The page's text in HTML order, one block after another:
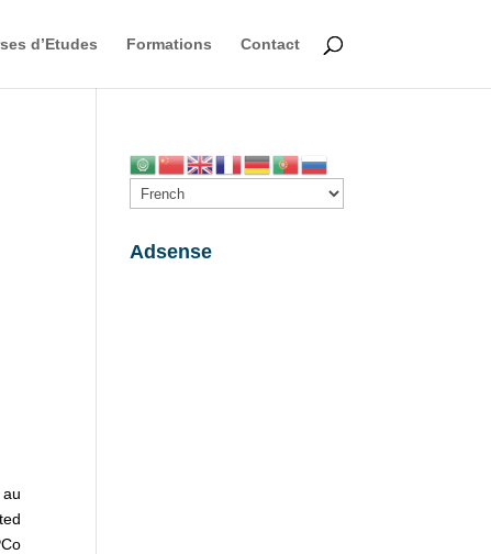
d’Etudes Formations Contact
Adsense